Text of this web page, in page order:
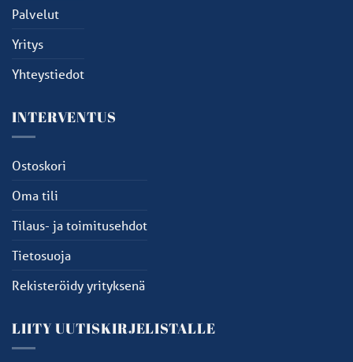
Palvelut
Yritys
Yhteystiedot
INTERVENTUS
Ostoskori
Oma tili
Tilaus- ja toimitusehdot
Tietosuoja
Rekisteröidy yrityksenä
LIITY UUTISKIRJELISTALLE